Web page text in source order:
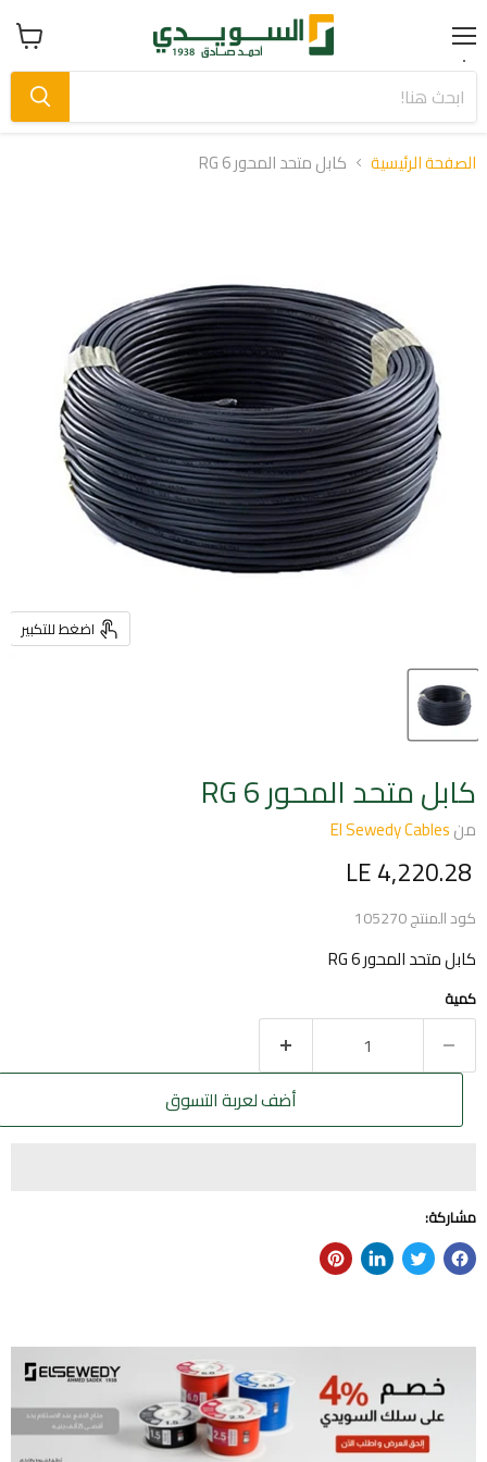
Menu عرض
سلة
الصفحة الرئيسية كابل متحد المحور RG 6
اضغط للتكبير
كابل متحد المحور RG 6
منEl Sewedy Cables
السعر الحالي
LE 4,220.28
كود المنتج105270
كابل متحد المحور RG 6
كمية
أضف لعربة التسوق
مشاركة: